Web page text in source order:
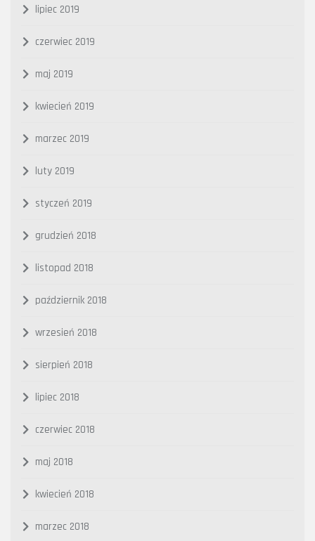
lipiec 2019
czerwiec 2019
maj 2019
kwiecień 2019
marzec 2019
luty 2019
styczeń 2019
grudzień 2018
listopad 2018
październik 2018
wrzesień 2018
sierpień 2018
lipiec 2018
czerwiec 2018
maj 2018
kwiecień 2018
marzec 2018